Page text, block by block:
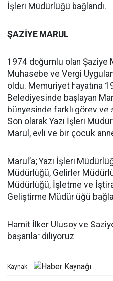
İşleri Müdürlüğü bağlandı.
ŞAZİYE MARUL
1974 doğumlu olan Şaziye
Muhasebe ve Vergi
oldu. Memuriyet hayatına
Belediyesinde başlayan
bünyesinde farklı görev
Son olarak Yazı İşleri
Marul, evli ve bir çocuk
Marul’a; Yazı İşleri
Müdürlüğü, Gelirler
Müdürlüğü, İşletme ve
Geliştirme Müdürlüğü
Hamit İlker Ulusoy ve
başarılar diliyoruz.
Kaynak: